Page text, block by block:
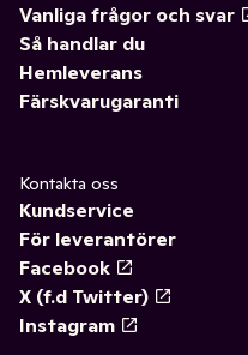
Vanliga frågor och svar
Så handlar du
Hemleverans
Färskvarugaranti
Kontakta oss
Kundservice
För leverantörer
Facebook
X (f.d Twitter)
Instagram